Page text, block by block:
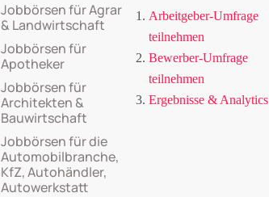
Jobbörsen für Agrar
& Landwirtschaft
Jobbörsen für
Apotheker
Jobbörsen für
Architekten &
Bauwirtschaft
Jobbörsen für die
Automobilbranche,
KfZ, Autohändler,
Autowerkstatt
Arbeitgeber-Umfrage
teilnehmen
Bewerber-Umfrage
teilnehmen
Ergebnisse & Analytics